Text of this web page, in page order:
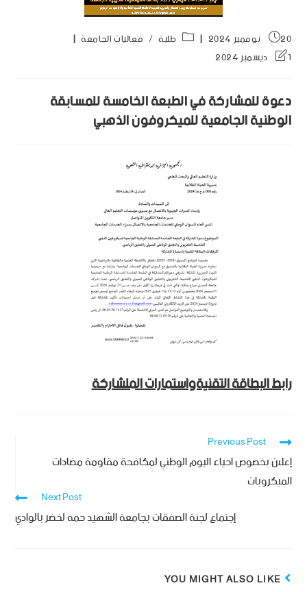
20 نوفمبر 2024 طلبة / فعاليات الجامعة
1 ديسمبر 2024
دعوة للمشاركة في الطبعة الخامسة للمسابقة
الوطنية الجامعية للميكروفون الذهبي
رابط البطاقة التقنيةواستمارات الملشاركة
Previous Post
إعلان بخصوص احياء اليوم الوطني لمكافحة مقاومة مضادات
الميكروبات
Next Post
إجتماع لجنة الصفقات بجامعة الشهيد حمه لخضر بالوادي
YOU MIGHT ALSO LIKE